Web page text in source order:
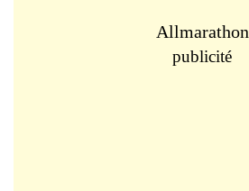
Allmarathon
publicité